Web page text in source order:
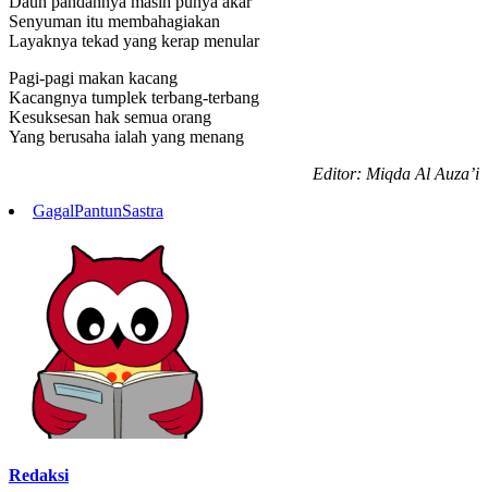
Senyuman itu membahagiakan
Layaknya tekad yang kerap menular
Pagi-pagi makan kacang
Kacangnya tumplek terbang-terbang
Kesuksesan hak semua orang
Yang berusaha ialah yang menang
Editor: Miqda Al Auza’i
GagalPantunSastra
Redaksi